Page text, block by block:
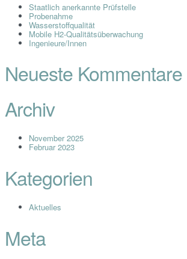
Staatlich anerkannte Prüfstelle
Probenahme
Wasserstoffqualität
Mobile H2-Qualitätsüberwachung
Ingenieure/Innen
Neueste Kommentare
Archiv
November 2025
Februar 2023
Kategorien
Aktuelles
Meta